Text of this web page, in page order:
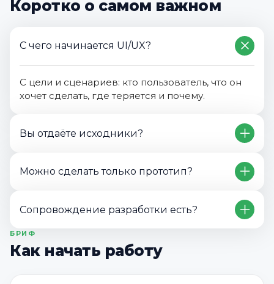
Коротко о самом важном
С чего начинается UI/UX?
С цели и сценариев: кто пользователь, что он
хочет сделать, где теряется и почему.
Вы отдаёте исходники?
Да. Figma-файл с компонентами, стилями,
Можно сделать только прототип?
Да. Прототип — отличный старт: потом его
легко превратить в UI без «передумали всё».
Сопровождение разработки есть?
Да. Разбор макетов с dev, ответы по
состояниям, уточнения, контроль соответствия.
БРИФ
Как начать работу